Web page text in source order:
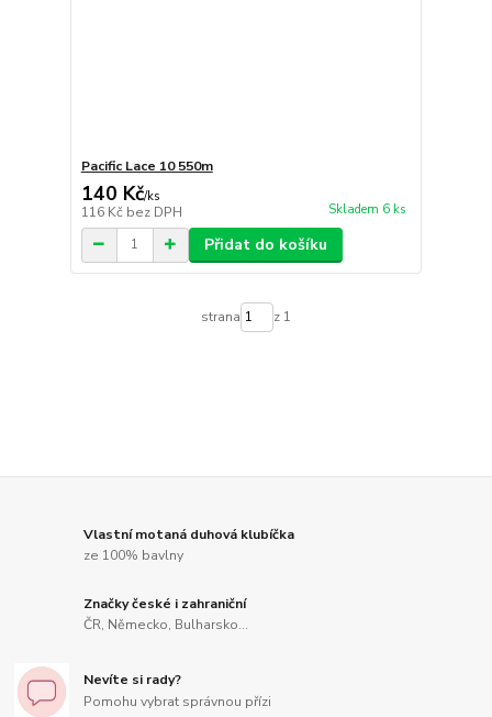
Pacific Lace 10 550m
140 Kč/ks
116 Kč bez DPH Skladem 6 ks
Přidat do košíku
strana z 1
Vlastní motaná duhová klubíčka
ze 100% bavlny
Značky české i zahraniční
ČR, Německo, Bulharsko...
Nevíte si rady?
Pomohu vybrat správnou přízi